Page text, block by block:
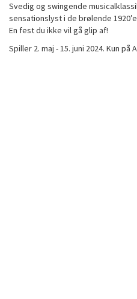
Svedig og swingende
sensationslyst i de brølende
En fest du ikke vil gå glip af!
Spiller 2. maj - 15. juni 2024. Kun på